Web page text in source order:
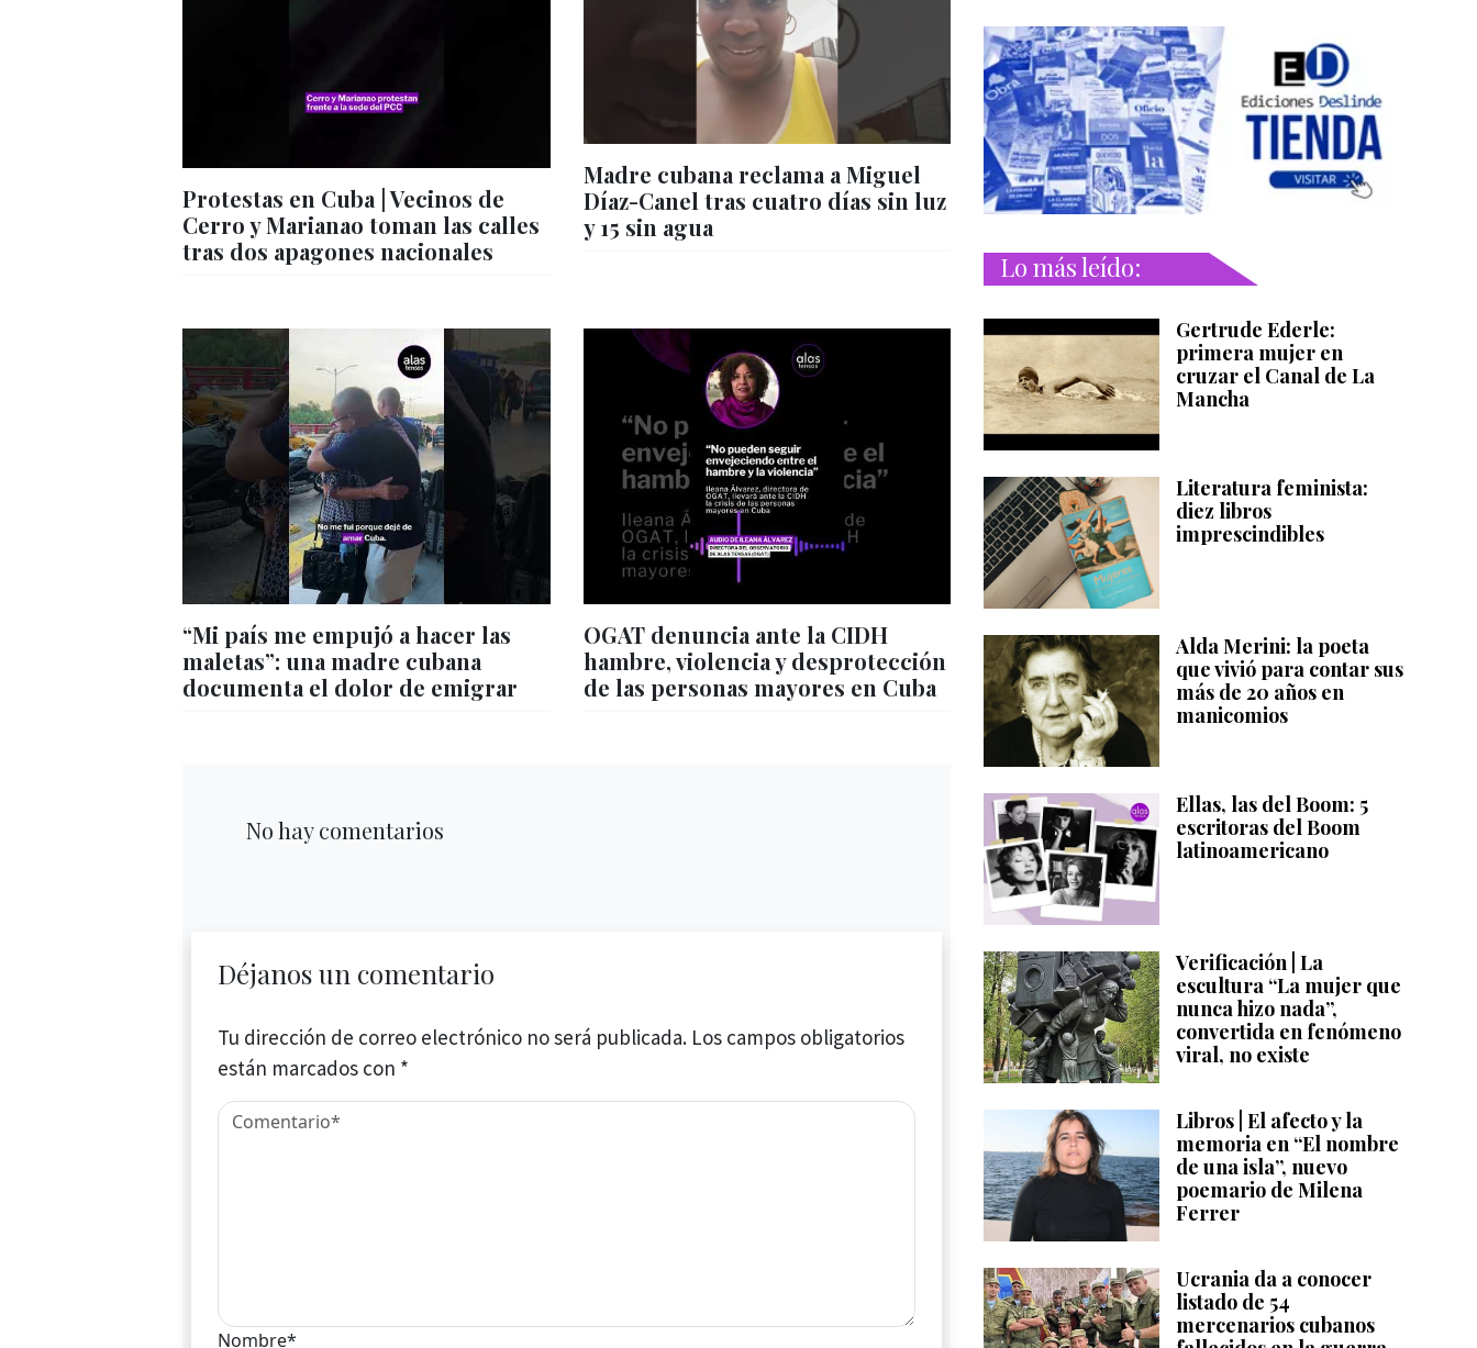
Protestas en Cuba | Vecinos de
Cerro y Marianao toman las calles
tras dos apagones nacionales
Madre cubana reclama a Miguel
Díaz-Canel tras cuatro días sin luz
y 15 sin agua
“Mi país me empujó a hacer las
maletas”: una madre cubana
documenta el dolor de emigrar
OGAT denuncia ante la CIDH
hambre, violencia y desprotección
de las personas mayores en Cuba
No hay comentarios
Déjanos un comentario
Tu dirección de correo electrónico no será publicada. Los campos obligatorios
están marcados con *
Nombre*
Lo más leído:
Gertrude Ederle:
primera mujer en
cruzar el Canal de La
Mancha
Literatura feminista:
diez libros
imprescindibles
Alda Merini: la poeta
que vivió para contar sus
más de 20 años en
manicomios
Ellas, las del Boom: 5
escritoras del Boom
latinoamericano
Verificación | La
escultura “La mujer que
nunca hizo nada”,
convertida en fenómeno
viral, no existe
Libros | El afecto y la
memoria en “El nombre
de una isla”, nuevo
poemario de Milena
Ferrer
Ucrania da a conocer
listado de 54
mercenarios cubanos